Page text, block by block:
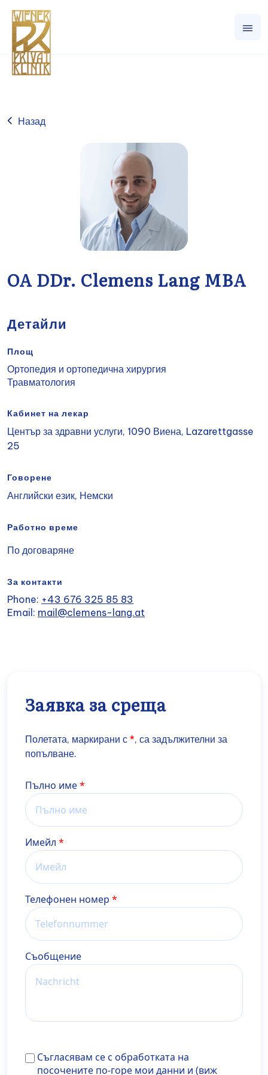
Назад
OA DDr. Clemens Lang MBA
Детайли
Площ
Ортопедия и ортопедична хирургия
Травматология
Кабинет на лекар
Център за здравни услуги, 1090 Виена, Lazarettgasse
25
Говорене
Английски език, Немски
Работно време
По договаряне
За контакти
Phone: +43 676 325 85 83
Email: mail@clemens-lang.at
Заявка за среща
Полетата, маркирани с *, са задължителни за
попълване.
Name
Пълно име
Имейл
Телефонен номер
Cъобщение
Съгласявам се с обработката на посочените по-
мои данни и (виж <a
Съгласявам се с обработката на
посочените по-горе мои данни и (виж